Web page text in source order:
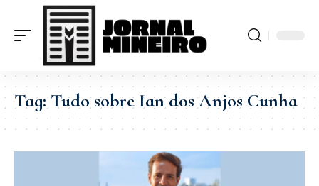
Tag:Tudo sobre Ian dos Anjos Cunha